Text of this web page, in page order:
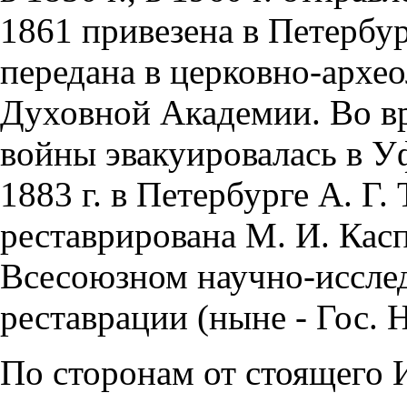
1861 привезена в
передана в церковно-
Духовной Академии. Во
войны эвакуировалась в
1883 г. в Петербурге А.
реставрирована М. И.
Всесоюзном научно-
реставрации (ныне -
По сторонам от стоящего